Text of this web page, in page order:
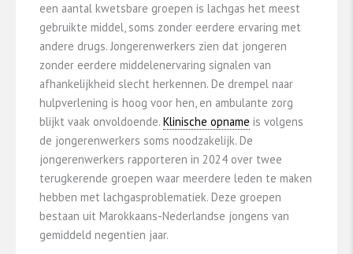
een aantal kwetsbare groepen is lachgas het meest
gebruikte middel, soms zonder eerdere ervaring met
andere drugs. Jongerenwerkers zien dat jongeren
zonder eerdere middelenervaring signalen van
afhankelijkheid slecht herkennen. De drempel naar
hulpverlening is hoog voor hen, en ambulante zorg
blijkt vaak onvoldoende. Klinische opname is volgens
de jongerenwerkers soms noodzakelijk. De
jongerenwerkers rapporteren in 2024 over twee
terugkerende groepen waar meerdere leden te maken
hebben met lachgasproblematiek. Deze groepen
bestaan uit Marokkaans-Nederlandse jongens van
gemiddeld negentien jaar.